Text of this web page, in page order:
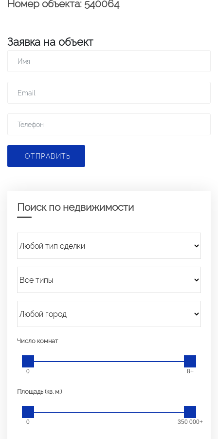
Номер объекта: 540064
Заявка на объект
ОТПРАВИТЬ
Поиск по недвижимости
Число комнат
0 8+
Площадь (кв. м.)
0 350 000+